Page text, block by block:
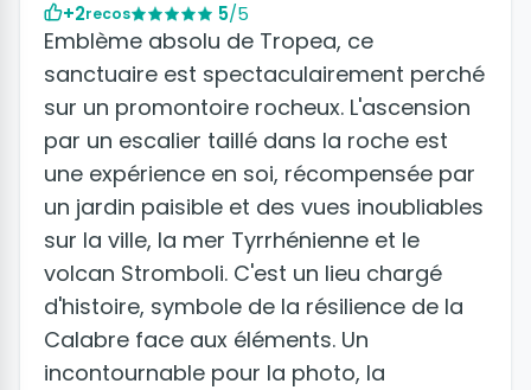
+2recos 5/5
Emblème absolu de Tropea, ce
sanctuaire est spectaculairement perché
sur un promontoire rocheux. L'ascension
par un escalier taillé dans la roche est
une expérience en soi, récompensée par
un jardin paisible et des vues inoubliables
sur la ville, la mer Tyrrhénienne et le
volcan Stromboli. C'est un lieu chargé
d'histoire, symbole de la résilience de la
Calabre face aux éléments. Un
incontournable pour la photo, la